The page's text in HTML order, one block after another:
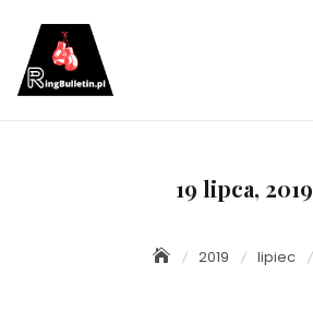
content
19 lipca, 2019
2019 lipiec